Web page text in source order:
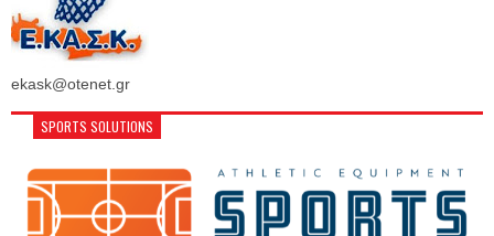
ekask@otenet.gr
SPORTS SOLUTIONS